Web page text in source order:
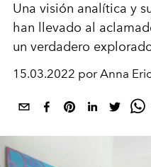
Una visión analítica y
han llevado al
un verdadero
15.03.2022 por Anna